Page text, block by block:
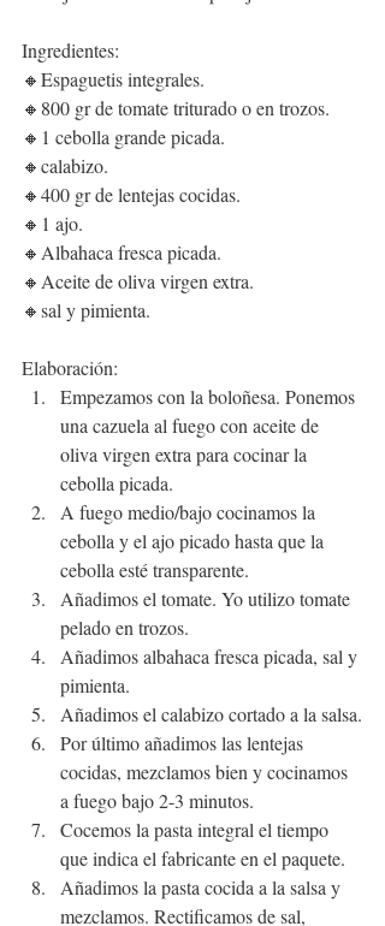
Ingredientes:
🔸Espaguetis integrales.
🔸800 gr de tomate triturado o en trozos.
🔸1 cebolla grande picada.
🔸calabizo.
🔸400 gr de lentejas cocidas.
🔸1 ajo.
🔸Albahaca fresca picada.
🔸Aceite de oliva virgen extra.
🔸sal y pimienta.
Elaboración:
Empezamos con la boloñesa. Ponemos
una cazuela al fuego con aceite de
oliva virgen extra para cocinar la
cebolla picada.
A fuego medio/bajo cocinamos la
cebolla y el ajo picado hasta que la
cebolla esté transparente.
Añadimos el tomate. Yo utilizo tomate
pelado en trozos.
Añadimos albahaca fresca picada, sal y
pimienta.
Añadimos el calabizo cortado a la salsa.
Por último añadimos las lentejas
cocidas, mezclamos bien y cocinamos
a fuego bajo 2-3 minutos.
Cocemos la pasta integral el tiempo
que indica el fabricante en el paquete.
Añadimos la pasta cocida a la salsa y
mezclamos. Rectificamos de sal,